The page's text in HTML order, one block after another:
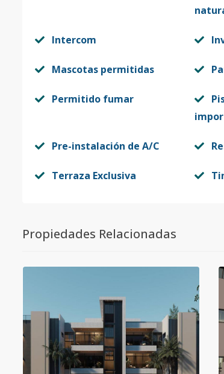
Intercom
Mascotas permitidas
Permitido fumar
Pre-instalación de A/C
Terraza Exclusiva
Propiedades Relacionadas